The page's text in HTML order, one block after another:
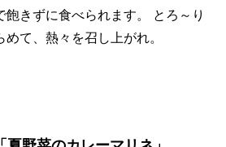
飽きずに食べられます。 とろ～り
て、熱々を召し上がれ。